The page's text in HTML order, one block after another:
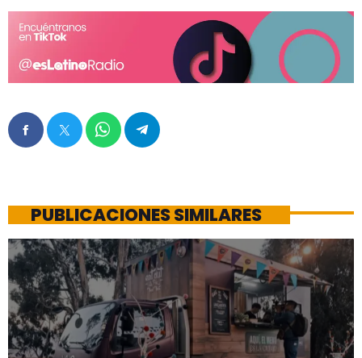
PUBLICACIONES SIMILARES